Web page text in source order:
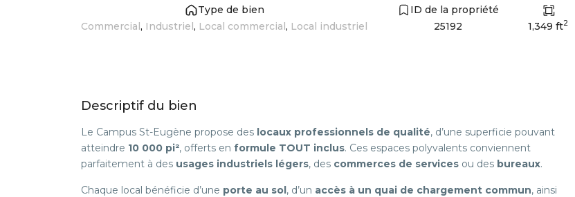
Type de bien
Commercial, Industriel, Local commercial, Local industriel
ID de la propriété
25192
1,349 ft2
Descriptif du bien
Le Campus St-Eugène propose des locaux professionnels de qualité, d’une superficie pouvant
atteindre 10 000 pi², offerts en formule TOUT inclus. Ces espaces polyvalents conviennent
parfaitement à des usages industriels légers, des commerces de services ou des bureaux.
Chaque local bénéficie d’une porte au sol, d’un accès à un quai de chargement commun, ainsi